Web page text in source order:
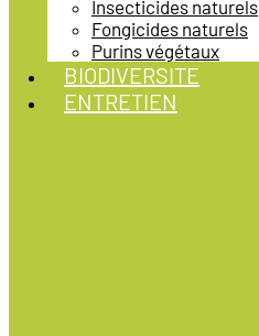
Insecticides naturels
Fongicides naturels
Purins végétaux
BIODIVERSITE
ENTRETIEN